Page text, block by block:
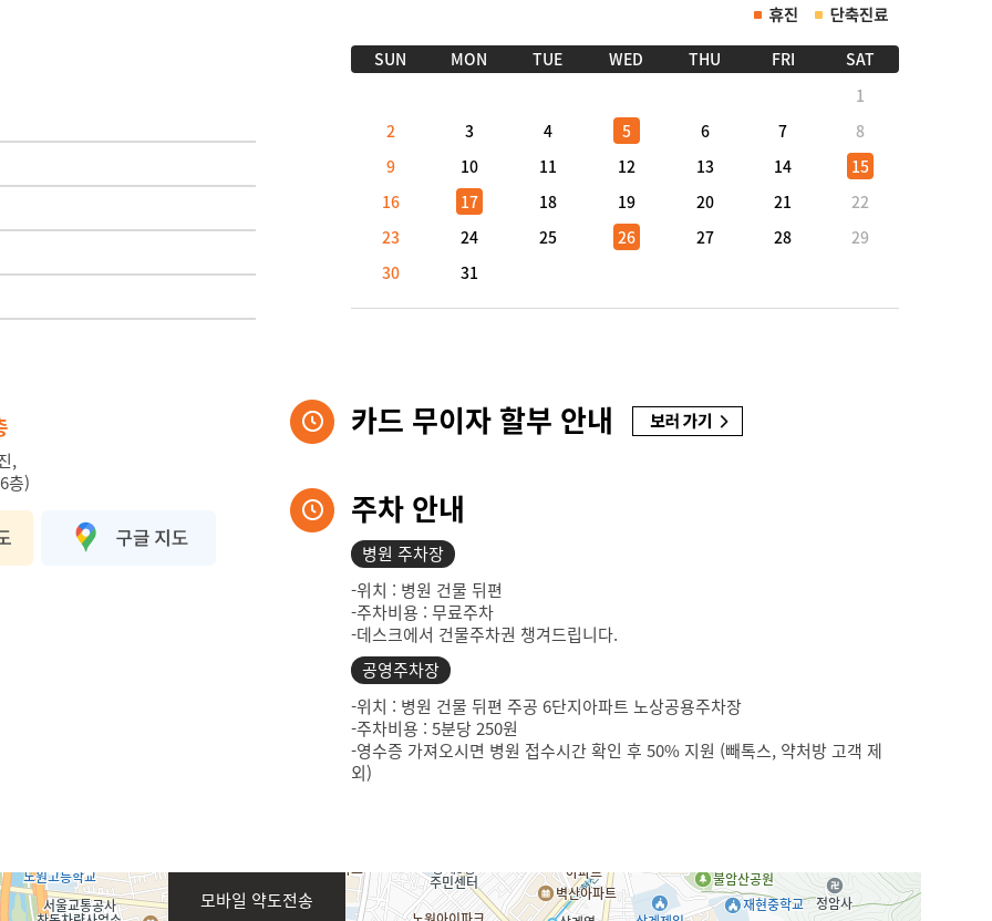
,
층)
SUN MON TUE WED THU FRI
SAT
1
2
3 4 5 6 7
8
9
10 11 12 13 14
15
16
17 18 19 20 21
22
23
24 25 26 27 28
29
30
31
카드 무이자 할부 안내
주차 안내
병원 주차장
-위치 : 병원 건물 뒤편
-주차비용 : 무료주차
-데스크에서 건물주차권 챙겨드립니다.
공영주차장
-위치 : 병원 건물 뒤편 주공 6단지아파트 노상공용주차장
-주차비용 : 5분당 250원
-영수증 가져오시면 병원 접수시간 확인 후 50% 지원 (빼톡스, 약처방 고객 제
외)
모바일 약도전송